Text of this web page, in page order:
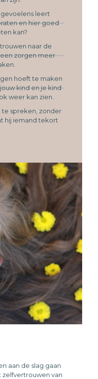
leert
en hier goed
kan?
naar de
zorgen meer
hoeft te maken
kind en je kind
weer kan zien.
te spreken, zonder
hij iemand tekort
aan de slag gaan
van